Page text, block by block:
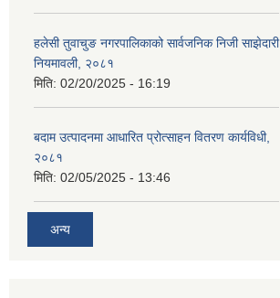
हलेसी तुवाचुङ नगरपालिकाको सार्वजनिक निजी साझेदारी
नियमावली, २०८१
मिति: 02/20/2025 - 16:19
बदाम उत्पादनमा आधारित प्रोत्साहन वितरण कार्यविधी,
२०८१
मिति: 02/05/2025 - 13:46
अन्य